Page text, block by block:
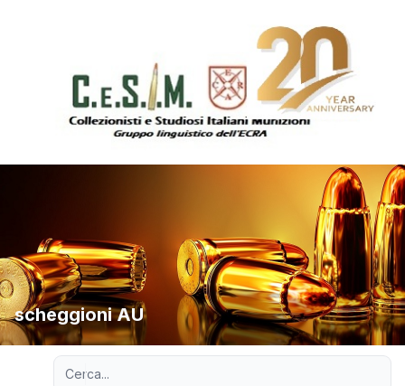
scheggioni AU